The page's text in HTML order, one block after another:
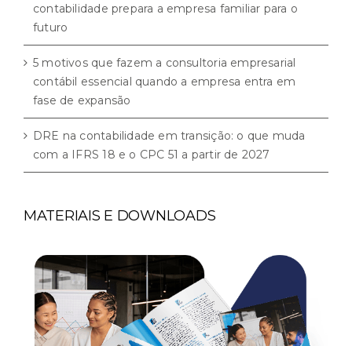
contabilidade prepara a empresa familiar para o
futuro
5 motivos que fazem a consultoria empresarial
contábil essencial quando a empresa entra em
fase de expansão
DRE na contabilidade em transição: o que muda
com a IFRS 18 e o CPC 51 a partir de 2027
MATERIAIS E DOWNLOADS